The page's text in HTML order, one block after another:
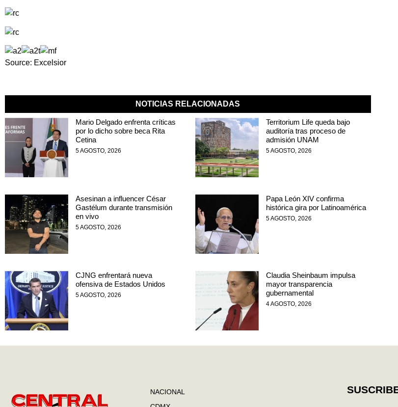
Source: Excelsior
NOTICIAS RELACIONADAS
Mario Delgado enfrenta críticas
por lo dicho sobre beca Rita
Cetina
5 AGOSTO, 2026
Territorium Life queda bajo
auditoría tras proceso de
admisión UNAM
5 AGOSTO, 2026
Asesinan a influencer César
Gastélum durante transmisión
en vivo
5 AGOSTO, 2026
Papa León XIV confirma
histórica gira por Latinoamérica
5 AGOSTO, 2026
CJNG enfrentará nueva
ofensiva de Estados Unidos
5 AGOSTO, 2026
Claudia Sheinbaum impulsa
mayor transparencia
gubernamental
4 AGOSTO, 2026
NACIONAL